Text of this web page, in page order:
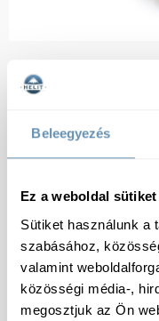
Beleegyezés
Ez a weboldal
Sütiket használunk a
szabásához,
valamint
közösségi média-,
megosztjuk az Ön